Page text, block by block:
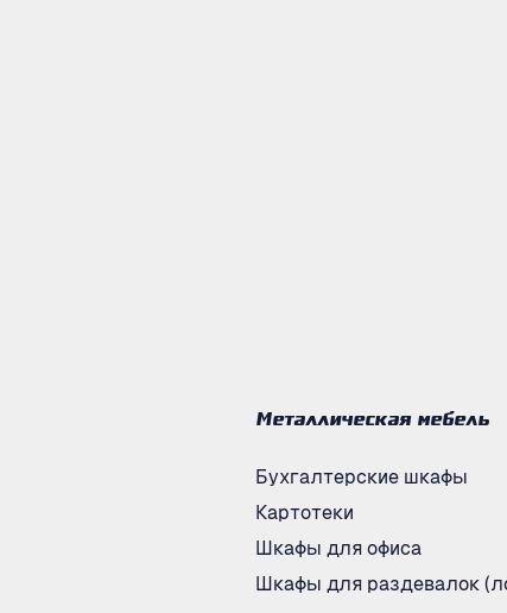
Металлическая мебель
Бухгалтерские шкафы
Картотеки
Шкафы для офиса
Шкафы для раздевалок